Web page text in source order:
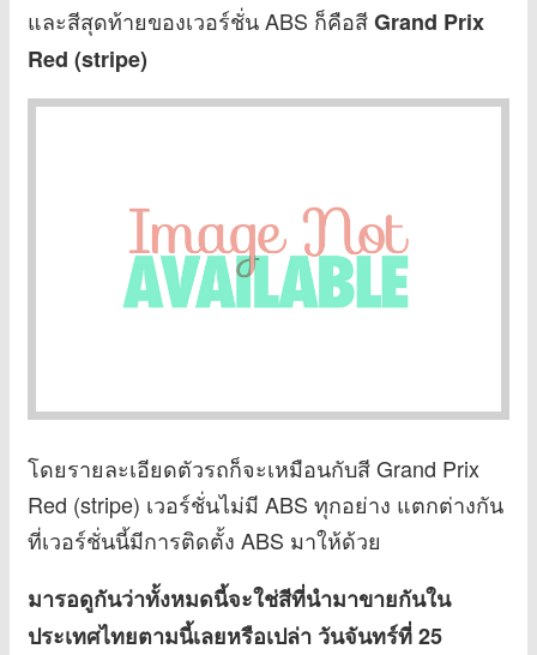
และสีสุดท้ายของเวอร์ชั่น ABS ก็คือสีGrand Prix
Red (stripe)
โดยรายละเอียดตัวรถก็จะเหมือนกับสี Grand Prix
Red (stripe) เวอร์ชั่นไม่มี ABS ทุกอย่าง แตกต่างกัน
ที่เวอร์ชั่นนี้มีการติดตั้ง ABS มาให้ด้วย
มารอดูกันว่าทั้งหมดนี้จะใช่สีที่นำมาขายกันใน
ประเทศไทยตามนี้เลยหรือเปล่า วันจันทร์ที่ 25